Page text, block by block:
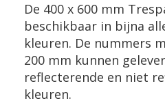
De 400 x 600 mm
beschikbaar in bijna
kleuren. De nummers
200 mm kunnen
reflecterende en niet
kleuren.